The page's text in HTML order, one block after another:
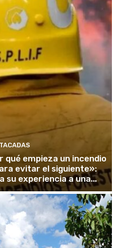
qué empieza un incendio
evitar el siguiente»:
su experiencia a una...